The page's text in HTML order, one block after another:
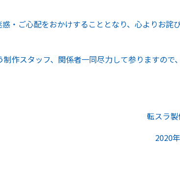
・ご心配をおかけすることとなり、心よりお詫
作スタッフ、関係者一同尽力して参りますので
ラ製作委
2020